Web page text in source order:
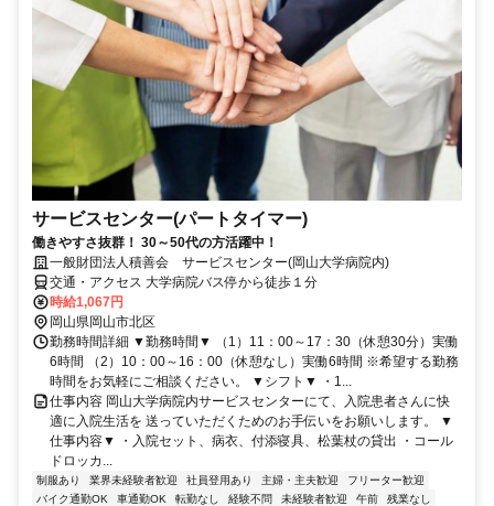
サービスセンター(パートタイマー)
働きやすさ抜群！ 30～50代の方活躍中！
一般財団法人積善会 サービスセンター(岡山大学病院内)
交通・アクセス 大学病院バス停から徒歩１分
時給1,067円
岡山県岡山市北区
勤務時間詳細 ▼勤務時間▼ （1）11：00～17：30（休憩30分）実働
6時間 （2）10：00～16：00（休憩なし）実働6時間 ※希望する勤務
時間をお気軽にご相談ください。 ▼シフト▼ ・1...
仕事内容 岡山大学病院内サービスセンターにて、入院患者さんに快
適に入院生活を 送っていただくためのお手伝いをお願いします。 ▼
仕事内容▼ ・入院セット、病衣、付添寝具、松葉杖の貸出 ・コール
ドロッカ...
制服あり 業界未経験者歓迎 社員登用あり 主婦・主夫歓迎
フリーター歓迎
バイク通勤OK
車通勤OK 転勤なし 経験不問 未経験者歓迎 午前
残業なし